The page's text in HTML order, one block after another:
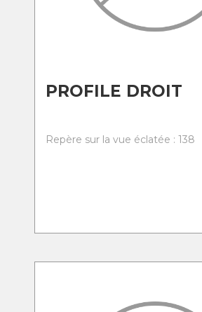
PROFILE DROIT
Repère sur la vue éclatée : 138